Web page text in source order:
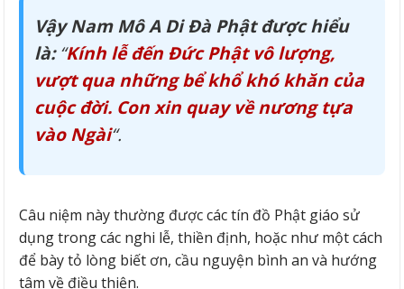
Vậy Nam Mô A Di Đà Phật được hiểu
là:“Kính lễ đến Đức Phật vô lượng,
vượt qua những bể khổ khó khăn của
cuộc đời. Con xin quay về nương tựa
vào Ngài“.
Câu niệm này thường được các tín đồ Phật giáo sử
dụng trong các nghi lễ, thiền định, hoặc như một cách
để bày tỏ lòng biết ơn, cầu nguyện bình an và hướng
tâm về điều thiện.